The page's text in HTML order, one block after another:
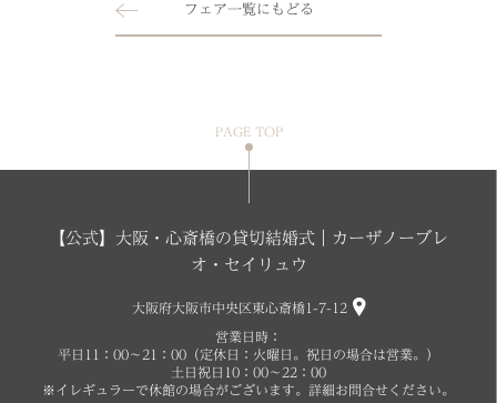
フェア一覧にもどる
PAGE TOP
【公式】大阪・心斎橋の貸切結婚式｜カーザノーブレ
オ・セイリュウ
大阪府大阪市中央区東心斎橋1-7-12
営業日時：
平日11：00～21：00（定休日：火曜日。祝日の場合は営業。）
土日祝日10：00～22：00
※イレギュラーで休館の場合がございます。詳細お問合せください。